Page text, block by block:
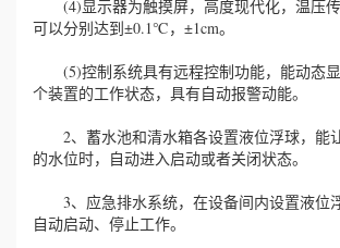
(4)显示器为触摸屏，高度现代化，温压
可以分别达到±0.1℃，±1cm。
(5)控制系统具有远程控制功能，能动态
个装置的工作状态，具有自动报警动能。
2、蓄水池和清水箱各设置液位浮球，能
的水位时，自动进入启动或者关闭状态。
3、应急排水系统，在设备间内设置液位
自动启动、停止工作。